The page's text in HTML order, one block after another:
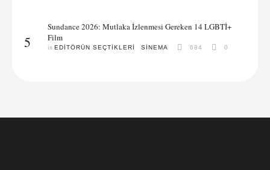
5
Sundance 2026: Mutlaka İzlenmesi Gereken 14 LGBTİ+
Film
in EDITÖRÜN SEÇTIKLERI SINEMA 684 0